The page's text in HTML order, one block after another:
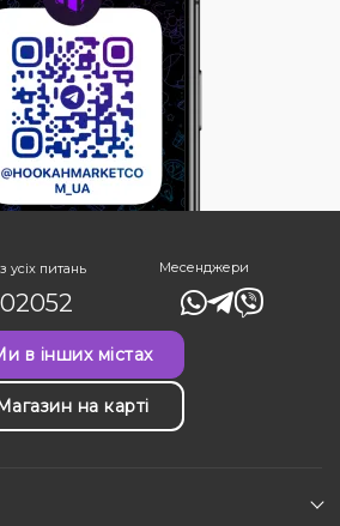
усіх питань Месенджери
в інших містах
на карті